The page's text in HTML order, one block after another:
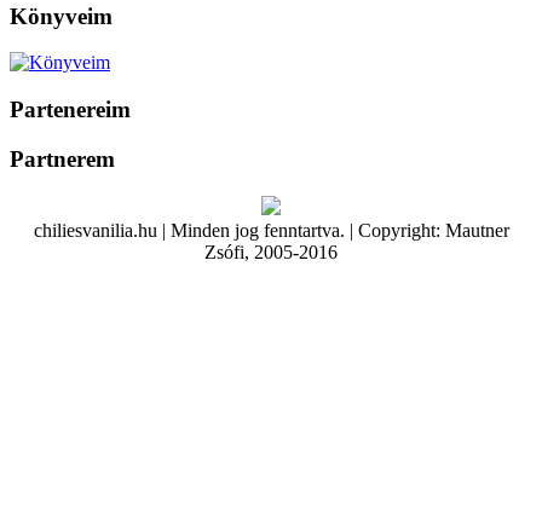
Könyveim
Partenereim
Partnerem
chiliesvanilia.hu | Minden jog fenntartva. | Copyright: Mautner
Zsófi, 2005-2016